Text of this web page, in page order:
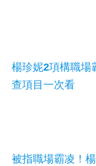
楊珍妮2項構職
查項目一次看
被指職場霸凌！